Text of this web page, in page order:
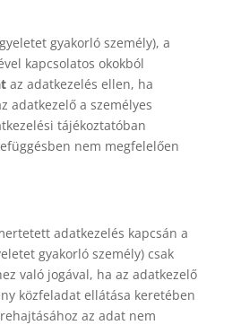
gyakorló személy), a
kapcsolatos okokból
az adatkezelés ellen, ha
adatkezelő a személyes
tájékoztatóban
nem megfelelően
adatkezelés kapcsán a
gyakorló személy) csak
való jogával, ha az adatkezelő
közfeladat ellátása keretében
az adat nem